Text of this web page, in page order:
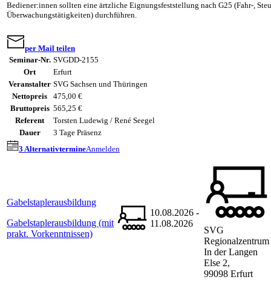
Bediener:innen sollten eine ärtzliche Eignungsfeststellung nach G25 (Fahr-,
Überwachungstätigkeiten) durchführen.
per Mail teilen
Seminar-Nr. SVGDD-2155
Ort
Erfurt
Veranstalter SVG Sachsen und Thüringen
Nettopreis
475,00 €
Bruttopreis 565,25 €
Referent
Torsten Ludewig / René Seegel
Dauer
3 Tage Präsenz
3 AlternativtermineAnmelden
Gabelstaplerausbildung
Gabelstaplerausbildung (mit
prakt. Vorkenntnissen)
10.08.2026 -
11.08.2026
SVG
Regionalzentrum
In der Langen
Else 2,
99098 Erfurt